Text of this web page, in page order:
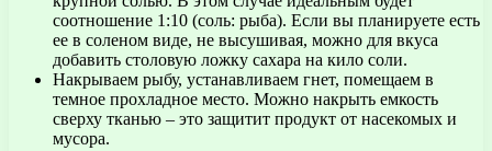
соотношение 1:10 (соль: рыба). Если вы планируете есть
ее в соленом виде, не высушивая, можно для вкуса
добавить столовую ложку сахара на кило соли.
Накрываем рыбу, устанавливаем гнет, помещаем в
темное прохладное место. Можно накрыть емкость
сверху тканью – это защитит продукт от насекомых и
мусора.